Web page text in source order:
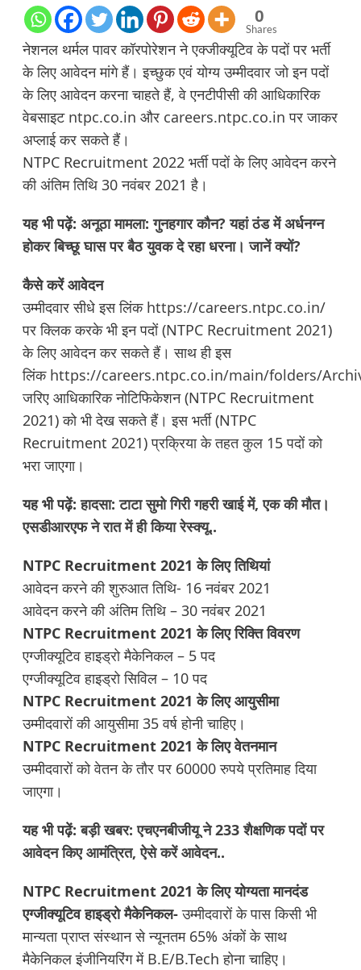
0
Shares
नेशनल थर्मल पावर कॉरपोरेशन ने एक्जीक्यूटिव के पदों पर भर्ती
के लिए आवेदन मांगे हैं। इच्छुक एवं योग्य उम्मीदवार जो इन पदों
के लिए आवेदन करना चाहते हैं, वे एनटीपीसी की आधिकारिक
वेबसाइट ntpc.co.in और careers.ntpc.co.in पर जाकर
अप्लाई कर सकते हैं।
NTPC Recruitment 2022 भर्ती पदों के लिए आवेदन करने
की अंतिम तिथि 30 नवंबर 2021 है।
यह भी पढ़ें: अनूठा मामला: गुनहगार कौन? यहां ठंड में अर्धनग्न
होकर बिच्छू घास पर बैठ युवक दे रहा धरना। जानें क्यों?
कैसे करें आवेदन
उम्मीदवार सीधे इस लिंक https://careers.ntpc.co.in/
पर क्लिक करके भी इन पदों (NTPC Recruitment 2021)
के लिए आवेदन कर सकते हैं। साथ ही इस
लिंक https://careers.ntpc.co.in/main/folders/
जरिए आधिकारिक नोटिफिकेशन (NTPC Recruitment
2021) को भी देख सकते हैं। इस भर्ती (NTPC
Recruitment 2021) प्रक्रिया के तहत कुल 15 पदों को
भरा जाएगा।
यह भी पढ़ें: हादसा: टाटा सुमो गिरी गहरी खाई में, एक की मौत।
एसडीआरएफ ने रात में ही किया रेस्क्यू..
NTPC Recruitment 2021 के लिए तिथियां
आवेदन करने की शुरुआत तिथि- 16 नवंबर 2021
आवेदन करने की अंतिम तिथि – 30 नवंबर 2021
NTPC Recruitment 2021 के लिए रिक्ति विवरण
एग्जीक्यूटिव हाइड्रो मैकेनिकल – 5 पद
एग्जीक्यूटिव हाइड्रो सिविल – 10 पद
NTPC Recruitment 2021 के लिए आयुसीमा
उम्मीदवारों की आयुसीमा 35 वर्ष होनी चाहिए।
NTPC Recruitment 2021 के लिए वेतनमान
उम्मीदवारों को वेतन के तौर पर 60000 रुपये प्रतिमाह दिया
जाएगा।
यह भी पढ़ें: बड़ी खबर: एचएनबीजीयू ने 233 शैक्षणिक पदों पर
आवेदन किए आमंत्रित, ऐसे करें आवेदन..
NTPC Recruitment 2021 के लिए योग्यता मानदंड
एग्जीक्यूटिव हाइड्रो मैकेनिकल-उम्मीदवारों के पास किसी भी
मान्यता प्राप्त संस्थान से न्यूनतम 65% अंकों के साथ
मैकेनिकल इंजीनियरिंग में B.E/B.Tech होना चाहिए।